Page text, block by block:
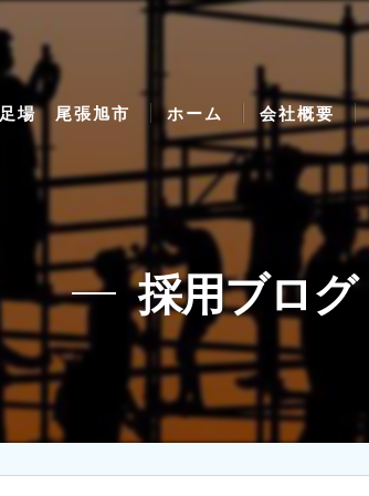
場 尾張旭市 ホーム 会社概要
採用ブログ